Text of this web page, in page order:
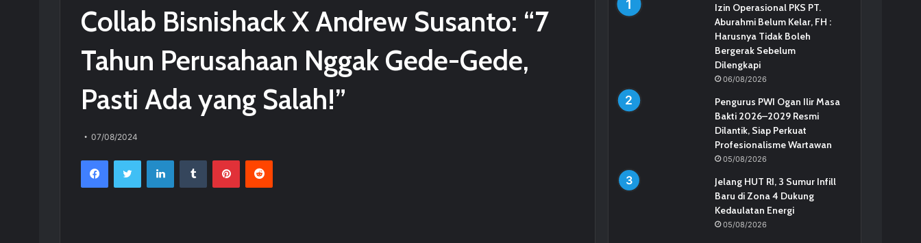
Collab Bisnishack X Andrew Susanto: “7
Tahun Perusahaan Nggak Gede-Gede,
Pasti Ada yang Salah!”
07/08/2024
Izin Operasional PKS PT.
Aburahmi Belum Kelar, FH :
Harusnya Tidak Boleh
Bergerak Sebelum
Dilengkapi
06/08/2026
Pengurus PWI Ogan Ilir Masa
Bakti 2026–2029 Resmi
Dilantik, Siap Perkuat
Profesionalisme Wartawan
05/08/2026
Jelang HUT RI, 3 Sumur Infill
Baru di Zona 4 Dukung
Kedaulatan Energi
05/08/2026